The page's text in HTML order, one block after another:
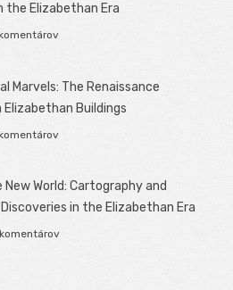
the Elizabethan Era
Marvels: The Renaissance
Elizabethan Buildings
New World: Cartography and
in the Elizabethan Era